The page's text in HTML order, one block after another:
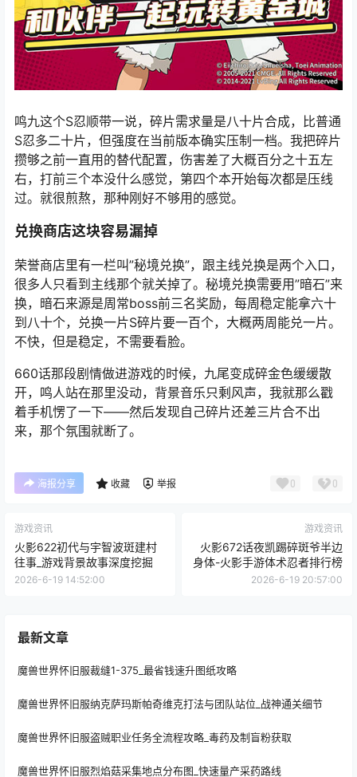
鸣九这个S忍顺带一说，碎片需求量是八十片合成，比普通
S忍多二十片，但强度在当前版本确实压制一档。我把碎片
攒够之前一直用的替代配置，伤害差了大概百分之十五左
右，打前三个本没什么感觉，第四个本开始每次都是压线
过。就很煎熬，那种刚好不够用的感觉。
兑换商店这块容易漏掉
荣誉商店里有一栏叫”秘境兑换”，跟主线兑换是两个入口，
很多人只看到主线那个就关掉了。秘境兑换需要用”暗石”来
换，暗石来源是周常boss前三名奖励，每周稳定能拿六十
到八十个，兑换一片S碎片要一百个，大概两周能兑一片。
不快，但是稳定，不需要看脸。
660话那段剧情做进游戏的时候，九尾变成碎金色缓缓散
开，鸣人站在那里没动，背景音乐只剩风声，我就那么戳
着手机愣了一下——然后发现自己碎片还差三片合不出
来，那个氛围就断了。
海报分享 收藏 举报 0 0
游戏资讯
火影622初代与宇智波斑建村
往事_游戏背景故事深度挖掘
2026-6-19 14:52:00
游戏资讯
火影672话夜凯踢碎斑爷半边
身体-火影手游体术忍者排行榜
2026-6-19 20:57:00
最新文章
魔兽世界怀旧服裁缝1-375_最省钱速升图纸攻略
魔兽世界怀旧服纳克萨玛斯帕奇维克打法与团队站位_战神通关细节
魔兽世界怀旧服盗贼职业任务全流程攻略_毒药及制盲粉获取
魔兽世界怀旧服烈焰菇采集地点分布图_快速量产采药路线